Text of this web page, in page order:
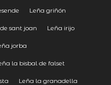
Leña griñón
sant joan Leña irijo
jorba
la bisbal de falset
Leña la granadella